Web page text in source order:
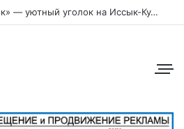
Пансионат «Островок» — уютный уголок на Иссык-Куле